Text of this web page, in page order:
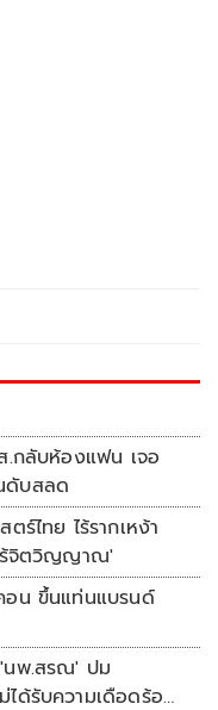
.กลับห้องแฟน เจอ
ดับสลด
ร์ไทย ไร้รากเหง้า
ร้จิตวิญญาณ'
อน ขึ้นแท่นแบรนด์
นพ.สรณ' ปม
ด้รับความเดือดร้อน